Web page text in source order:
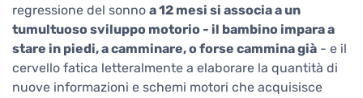
regressione del sonno a 12 mesi si associa a un
tumultuoso sviluppo motorio - il bambino impara a
stare in piedi, a camminare, o forse cammina già - e il
cervello fatica letteralmente a elaborare la quantità di
nuove informazioni e schemi motori che acquisisce